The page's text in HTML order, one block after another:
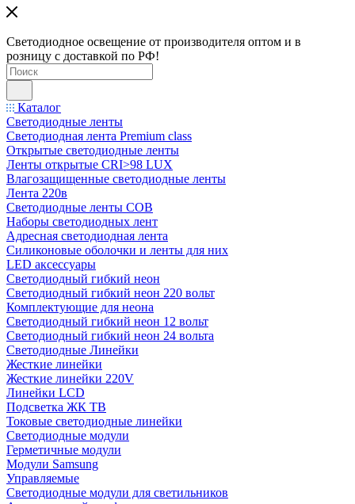
Светодиодное освещение от производителя оптом и в
розницу с доставкой по РФ!
Каталог
Светодиодные ленты
Светодиодная лента Premium class
Открытые светодиодные ленты
Ленты открытые CRI>98 LUX
Влагозащищенные светодиодные ленты
Лента 220в
Светодиодные ленты COB
Наборы светодиодных лент
Адресная светодиодная лента
Силиконовые оболочки и ленты для них
LED аксессуары
Светодиодный гибкий неон
Светодиодный гибкий неон 220 вольт
Комплектующие для неона
Светодиодный гибкий неон 12 вольт
Светодиодный гибкий неон 24 вольта
Светодиодные Линейки
Жесткие линейки
Жесткие линейки 220V
Линейки LCD
Подсветка ЖК ТВ
Токовые светодиодные линейки
Светодиодные модули
Герметичные модули
Модули Samsung
Управляемые
Светодиодные модули для светильников